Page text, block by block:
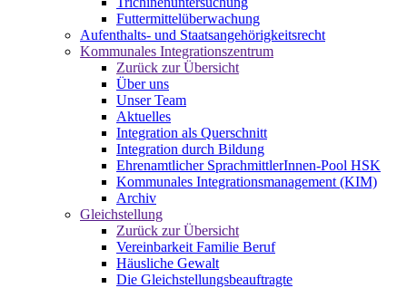
Futtermittelüberwachung
Aufenthalts- und Staatsangehörigkeitsrecht
Kommunales Integrationszentrum
Zurück zur Übersicht
Über uns
Unser Team
Aktuelles
Integration als Querschnitt
Integration durch Bildung
Ehrenamtlicher SprachmittlerInnen-Pool HSK
Kommunales Integrationsmanagement (KIM)
Archiv
Gleichstellung
Zurück zur Übersicht
Vereinbarkeit Familie Beruf
Häusliche Gewalt
Die Gleichstellungsbeauftragte